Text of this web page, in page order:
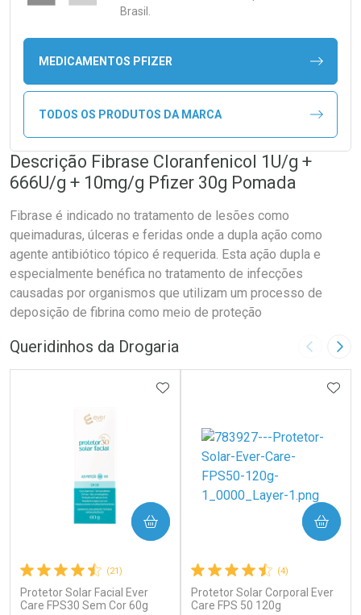
Brasil.
MEDICAMENTOS PFIZER
TODOS OS PRODUTOS DA MARCA
Descrição Fibrase Cloranfenicol 1U/g +
666U/g + 10mg/g Pfizer 30g Pomada
Fibrase é indicado no tratamento de lesões como
queimaduras, úlceras e feridas onde a dupla ação como
agente antibiótico tópico é requerida. Esta ação dupla e
especialmente benéfica no tratamento de infecções
causadas por organismos que utilizam um processo de
deposição de fibrina como meio de proteção
Queridinhos da Drogaria Imagem
(21)
Protetor Solar Facial Ever
Care FPS30 Sem Cor 60g
ADICIONAR AOS FAVORITOS
COMPRAR
(4)
Protetor Solar Corporal Ever
Care FPS 50 120g
COMPRAR